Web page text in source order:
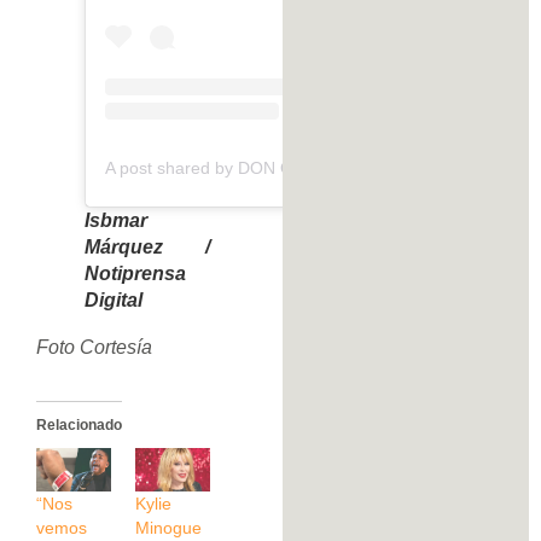
Isbmar
Márquez /
Notiprensa
Digital
Foto Cortesía
Relacionado
“Nos
vemos
Kylie
Minogue